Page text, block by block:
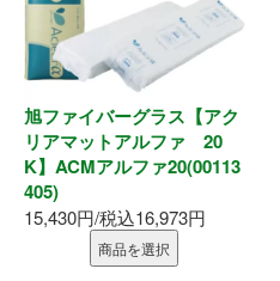
水廻り
物干し
換気部材
通気部材
外装部材
旭ファイバーグラス【アク
リアマットアルファ 20
K】ACMアルファ20(00113
405)
15,430円/税込16,973円
商品を選択